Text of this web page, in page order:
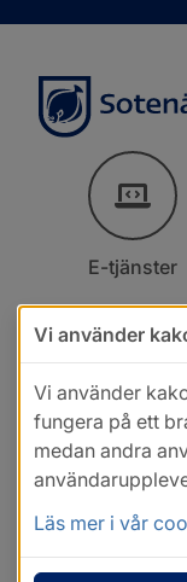
E-tjänster
Vi använder
Vi använder
fungera på ett
medan andra
Läs mer i vår